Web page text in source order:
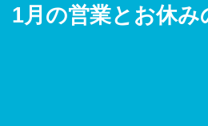
1月の営業とお休み